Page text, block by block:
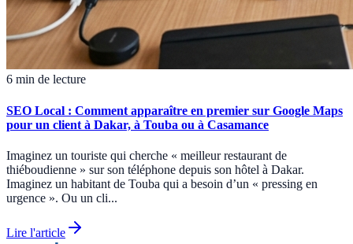
6 min de lecture
SEO Local : Comment apparaître en premier sur Google Maps
pour un client à Dakar, à Touba ou à Casamance
Imaginez un touriste qui cherche « meilleur restaurant de
thiéboudienne » sur son téléphone depuis son hôtel à Dakar.
Imaginez un habitant de Touba qui a besoin d’un « pressing en
urgence ». Ou un cli...
Lire l'article